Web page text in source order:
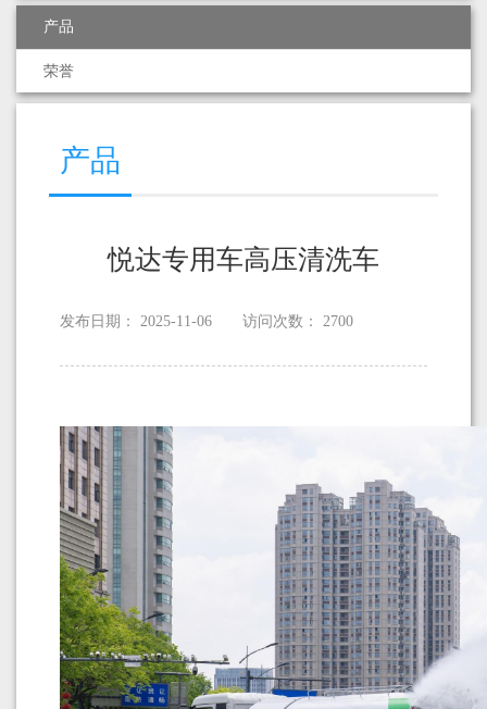
产品
荣誉
产品
悦达专用车高压清洗车
发布日期： 2025-11-06 访问次数： 2700